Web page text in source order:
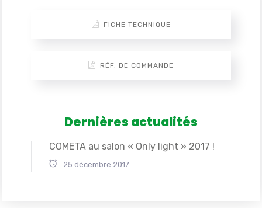
FICHE TECHNIQUE
RÉF. DE COMMANDE
Dernières actualités
COMETA au salon « Only light » 2017 !
25 décembre 2017